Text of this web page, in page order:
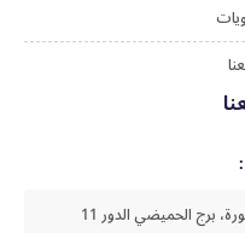
برج الحميضي الدور 11